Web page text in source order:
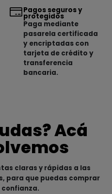
Pagos seguros y
protegidos
Paga mediante
pasarela certificada
y encriptadas con
tarjeta de crédito y
transferencia
bancaria.
Acá
claras y rápidas a las
para que puedas comprar